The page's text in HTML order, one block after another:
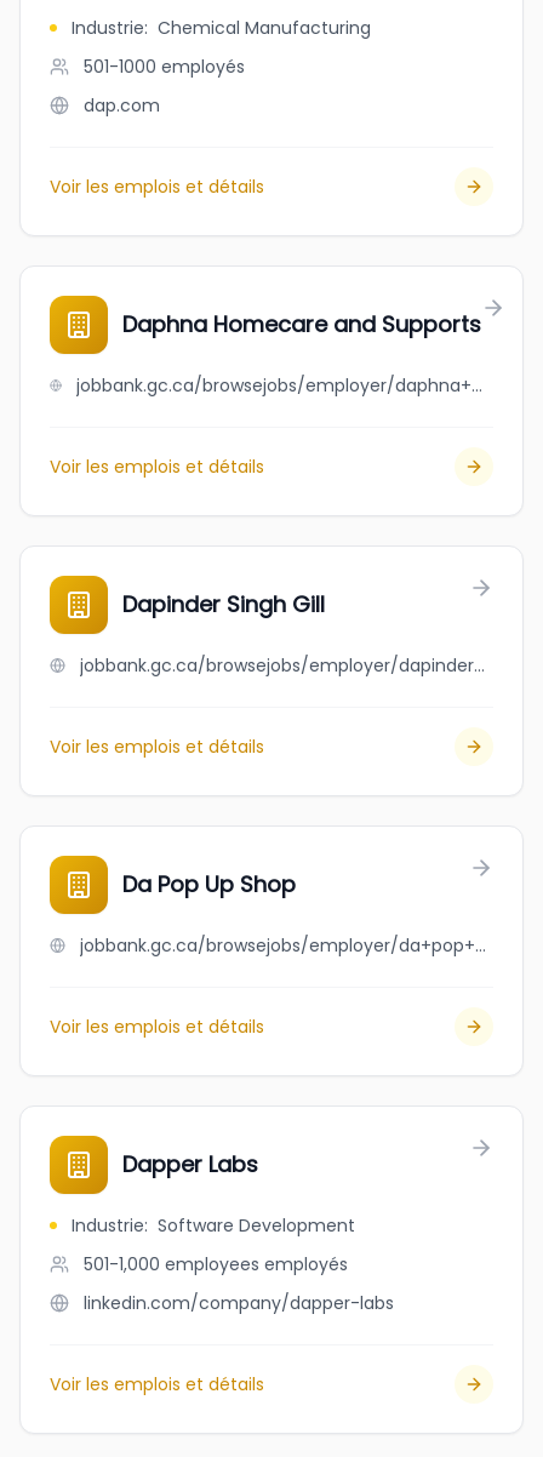
Industrie: Chemical Manufacturing
501-1000 employés
dap.com
Voir les emplois et détails
Daphna Homecare and Supports
jobbank.gc.ca/browsejobs/employer/daphna+homecare+and+supports/ca
Voir les emplois et détails
Dapinder Singh Gill
jobbank.gc.ca/browsejobs/employer/dapinder+singh+gill/ca
Voir les emplois et détails
Da Pop Up Shop
jobbank.gc.ca/browsejobs/employer/da+pop+up+shop/ca
Voir les emplois et détails
Dapper Labs
Industrie: Software Development
501-1,000 employees employés
linkedin.com/company/dapper-labs
Voir les emplois et détails